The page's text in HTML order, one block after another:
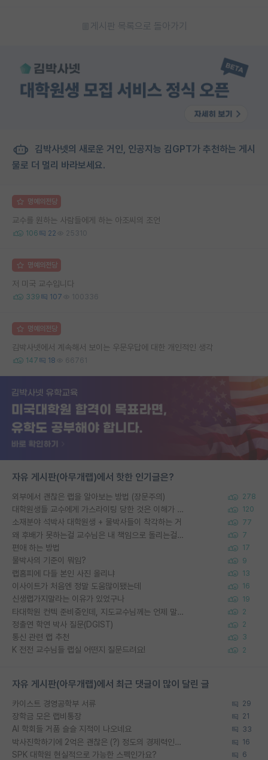
게시판 목록으로 돌아가기
김박사넷의 새로운 거인, 인공지능 김GPT가 추천하는 게시
물로 더 멀리 바라보세요.
명예의전당
교수를 원하는 사람들에게 하는 아조씨의 조언
106 22 25310
명예의전당
저 미국 교수입니다
339 107 100336
명예의전당
김박사넷에서 계속해서 보이는 우문우답에 대한 개인적인 생각
147 18 66761
자유 게시판(아무개랩)에서 핫한 인기글은?
외부에서 괜찮은 랩을 알아보는 방법 (장문주의) 278
대학원생들 교수에게 가스라이팅 당한 것은 이해가 갑니다. 안타깝네요. 120
소재분야 석박사 대학원생 + 물박사들이 착각하는 거 77
왜 후배가 못하는걸 교수님은 내 책임으로 돌리는걸까요? 7
편애 하는 방법 17
물박사의 기준이 뭐임? 9
랩홈피에 다들 본인 사진 올리냐 13
이사이트가 처음엔 정말 도움많이됐는데 16
신생랩가지말라는 이유가 있었구나 19
타대학원 컨텍 준비중인데, 지도교수님께는 언제 말씀드려야 할까요? 2
정출연 학연 박사 질문(DGIST) 2
통신 관련 랩 추천 3
K 전전 교수님들 랩실 어떤지 질문드려요! 2
자유 게시판(아무개랩)에서 최근 댓글이 많이 달린 글
카이스트 경영공학부 서류 29
장학금 모은 랩비통장 21
AI 학회들 거품 슬슬 지적이 나오네요 33
박사진학하기에 2억은 괜찮은 (?) 정도의 경제력인가요 16
SPK 대학원 현실적으로 가능한 스펙인가요? 6